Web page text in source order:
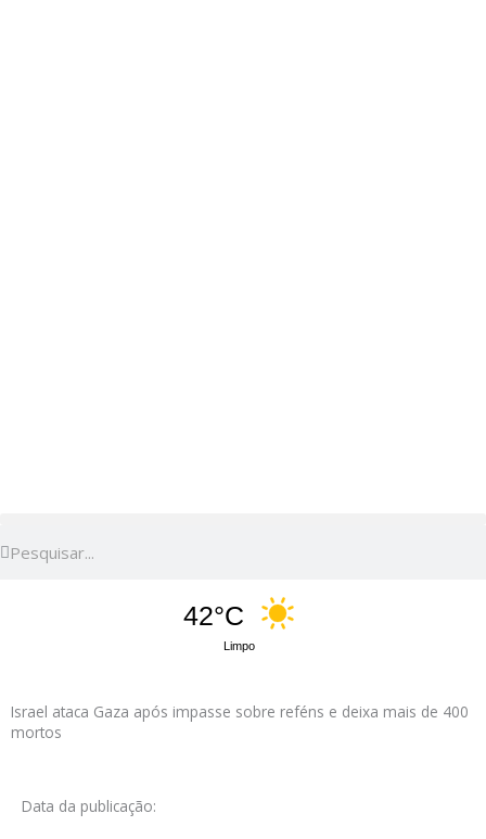
42°C
Limpo
Israel ataca Gaza após impasse sobre reféns e deixa mais de 400
mortos
Data da publicação: